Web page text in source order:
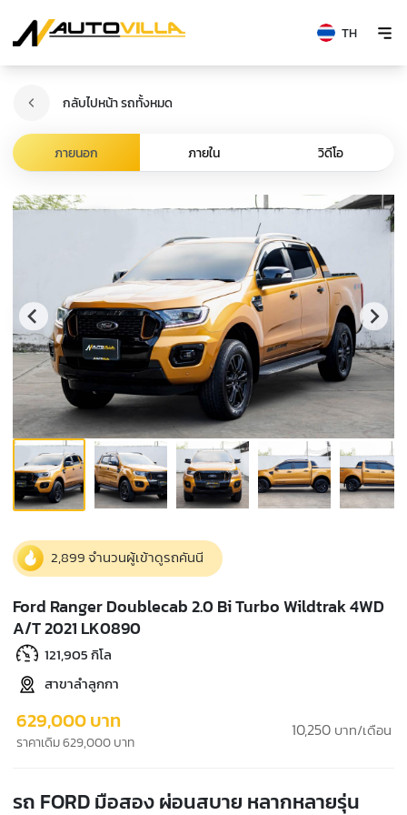
TH
กลับไปหน้า รถทั้งหมด
ภายนอก ภายใน วิดีโอ
2,899 จำนวนผู้เข้าดูรถคันนี
Ford Ranger Doublecab 2.0 Bi Turbo Wildtrak 4WD
A/T 2021 LK0890
121,905 กิโล
สาขาลำลูกกา
629,000 บาท
ราคาเดิม 629,000 บาท
10,250 บาท/เดือน
รถ FORD มือสอง ผ่อนสบาย หลากหลายรุ่น